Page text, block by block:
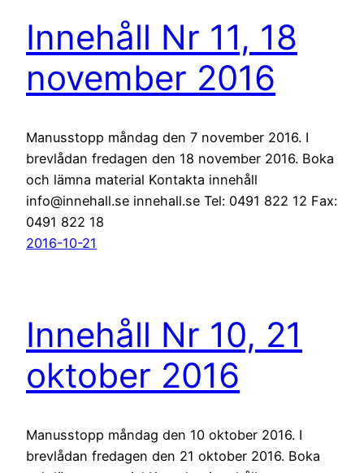
Innehåll Nr 11, 18
november 2016
Manusstopp måndag den 7 november 2016. I
brevlådan fredagen den 18 november 2016. Boka
och lämna material Kontakta innehåll
info@innehall.se innehall.se Tel: 0491 822 12 Fax:
0491 822 18
2016-10-21
Innehåll Nr 10, 21
oktober 2016
Manusstopp måndag den 10 oktober 2016. I
brevlådan fredagen den 21 oktober 2016. Boka